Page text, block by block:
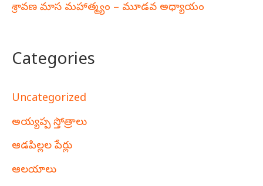
శ్రావణ మాస మహాత్మ్యం – మూడవ అధ్యాయం
Categories
Uncategorized
అయ్యప్ప స్తోత్రాలు
ఆడపిల్లల పేర్లు
ఆలయాలు